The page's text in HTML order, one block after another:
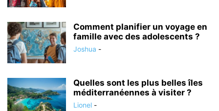
Comment planifier un voyage en
famille avec des adolescents ?
Joshua -
Quelles sont les plus belles îles
méditerranéennes à visiter ?
Lionel -